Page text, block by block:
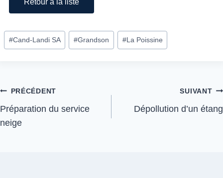
Retour à la liste
#Cand-Landi SA #Grandson #La Poissine
PRÉCÉDENT
Préparation du service
neige
SUIVANT
Dépollution d’un étang